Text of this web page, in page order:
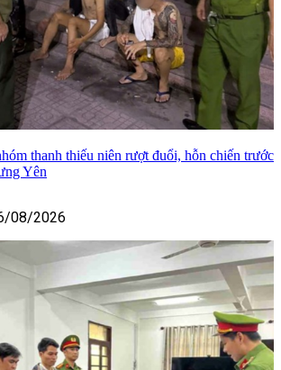
thanh thiếu niên rượt đuổi, hỗn chiến trước
Yên
08/2026